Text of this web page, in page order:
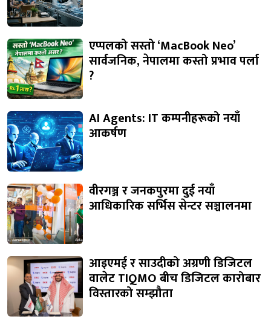
एप्पलको सस्तो ‘MacBook Neo’
सार्वजनिक, नेपालमा कस्तो प्रभाव पर्ला
?
AI Agents: IT कम्पनीहरूको नयाँ
आकर्षण
वीरगञ्ज र जनकपुरमा दुई नयाँ
आधिकारिक सर्भिस सेन्टर सञ्चालनमा
आइएमई र साउदीको अग्रणी डिजिटल
वालेट TIQMO बीच डिजिटल कारोबार
विस्तारको सम्झौता